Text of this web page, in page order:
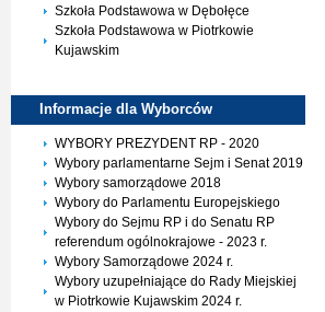
Szkoła Podstawowa w Dębołęce
Szkoła Podstawowa w Piotrkowie
Kujawskim
Informacje dla Wyborców
WYBORY PREZYDENT RP - 2020
Wybory parlamentarne Sejm i Senat 2019
Wybory samorządowe 2018
Wybory do Parlamentu Europejskiego
Wybory do Sejmu RP i do Senatu RP
referendum ogólnokrajowe - 2023 r.
Wybory Samorządowe 2024 r.
Wybory uzupełniające do Rady Miejskiej
w Piotrkowie Kujawskim 2024 r.